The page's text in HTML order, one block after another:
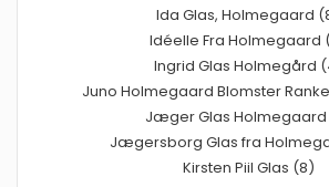
Ida Glas, Holmegaard
Idéelle Fra Holmegaard
Ingrid Glas Holmegård
Juno Holmegaard Blomster
Jæger Glas
Jægersborg Glas fra
Kirsten Piil Glas (8)